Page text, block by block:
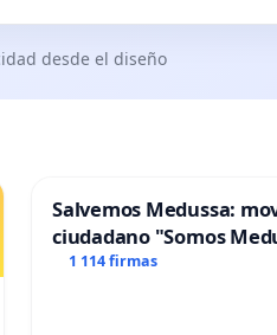
desde el diseño
Salvemos Medussa:
ciudadano "Somos
1 114 firmas